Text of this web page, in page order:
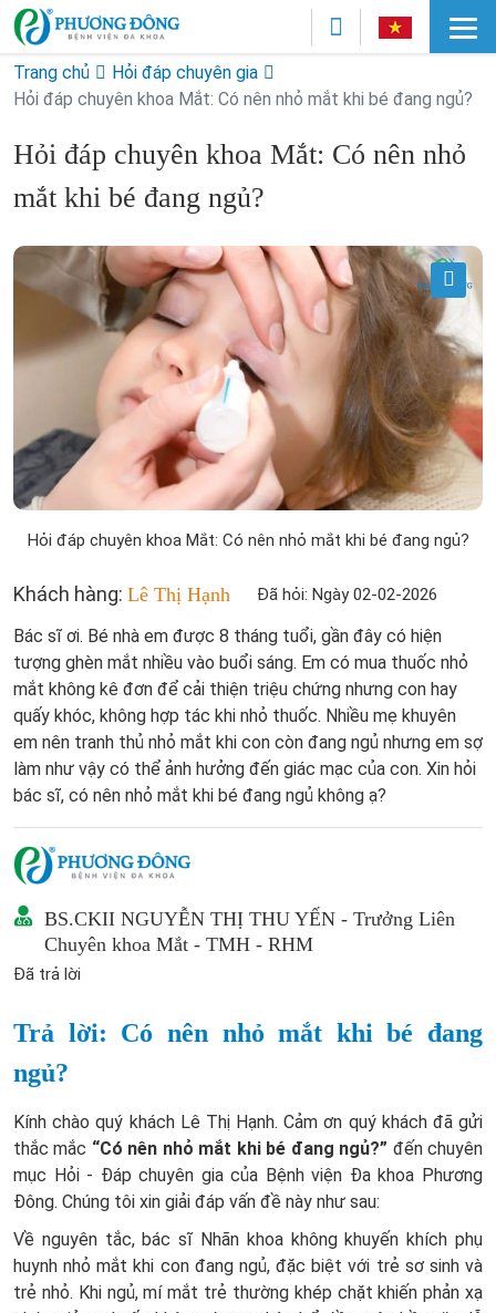
Trang chủ
Hỏi đáp chuyên gia
Hỏi đáp chuyên khoa Mắt: Có nên nhỏ mắt khi bé đang ngủ?
Hỏi đáp chuyên khoa Mắt: Có nên nhỏ
mắt khi bé đang ngủ?
Hỏi đáp chuyên khoa Mắt: Có nên nhỏ mắt khi bé đang ngủ?
Khách hàng: Lê Thị Hạnh Đã hỏi: Ngày 02-02-2026
Bác sĩ ơi. Bé nhà em được 8 tháng tuổi, gần đây có hiện
tượng ghèn mắt nhiều vào buổi sáng. Em có mua thuốc nhỏ
mắt không kê đơn để cải thiện triệu chứng nhưng con hay
quấy khóc, không hợp tác khi nhỏ thuốc. Nhiều mẹ khuyên
em nên tranh thủ nhỏ mắt khi con còn đang ngủ nhưng em sợ
làm như vậy có thể ảnh hưởng đến giác mạc của con. Xin hỏi
bác sĩ, có nên nhỏ mắt khi bé đang ngủ không ạ?
BS.CKII NGUYỄN THỊ THU YẾN - Trưởng Liên
Chuyên khoa Mắt - TMH - RHM
Đã trả lời
Trả lời: Có nên nhỏ mắt khi bé đang
ngủ?
Kính chào quý khách Lê Thị Hạnh. Cảm ơn quý khách đã gửi
thắc mắc “Có nên nhỏ mắt khi bé đang ngủ?” đến chuyên
mục Hỏi - Đáp chuyên gia của Bệnh viện Đa khoa Phương
Đông. Chúng tôi xin giải đáp vấn đề này như sau:
Về nguyên tắc, bác sĩ Nhãn khoa không khuyến khích phụ
huynh nhỏ mắt khi con đang ngủ, đặc biệt với trẻ sơ sinh và
trẻ nhỏ. Khi ngủ, mí mắt trẻ thường khép chặt khiến phản xạ